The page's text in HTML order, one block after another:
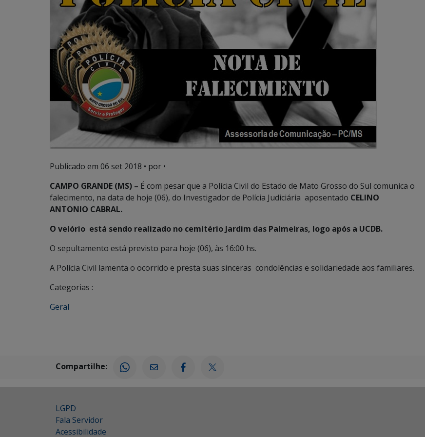
Publicado em 06 set 2018 • por •
CAMPO GRANDE (MS) – É com pesar que a Polícia Civil do Estado de Mato Grosso do Sul comunica o
falecimento, na data de hoje (06), do Investigador de Polícia Judiciária aposentado CELINO
ANTONIO CABRAL.
O velório está sendo realizado no cemitério Jardim das Palmeiras, logo após a UCDB.
O sepultamento está previsto para hoje (06), às 16:00 hs.
A Polícia Civil lamenta o ocorrido e presta suas sinceras condolências e solidariedade aos familiares.
Categorias :
Geral
Compartilhe:
LGPD
Fala Servidor
Acessibilidade